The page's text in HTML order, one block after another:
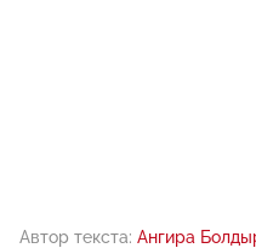
Автор текста: Ангира